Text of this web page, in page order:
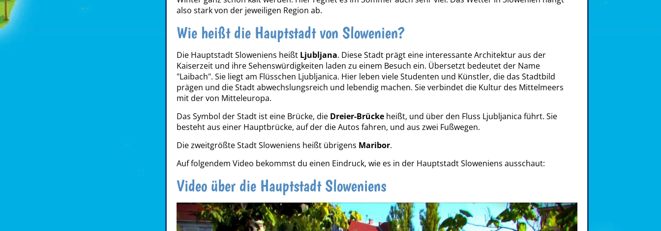
also stark von der jeweiligen Region ab.
Wie heißt die Hauptstadt von Slowenien?
Die Hauptstadt Sloweniens heißt Ljubljana. Diese Stadt prägt eine interessante Architektur aus der
Kaiserzeit und ihre Sehenswürdigkeiten laden zu einem Besuch ein. Übersetzt bedeutet der Name
"Laibach". Sie liegt am Flüsschen Ljubljanica. Hier leben viele Studenten und Künstler, die das Stadtbild
prägen und die Stadt abwechslungsreich und lebendig machen. Sie verbindet die Kultur des Mittelmeers
mit der von Mitteleuropa.
Das Symbol der Stadt ist eine Brücke, die Dreier-Brücke heißt, und über den Fluss Ljubljanica führt. Sie
besteht aus einer Hauptbrücke, auf der die Autos fahren, und aus zwei Fußwegen.
Die zweitgrößte Stadt Sloweniens heißt übrigens Maribor.
Auf folgendem Video bekommst du einen Eindruck, wie es in der Hauptstadt Sloweniens ausschaut:
Video über die Hauptstadt Sloweniens